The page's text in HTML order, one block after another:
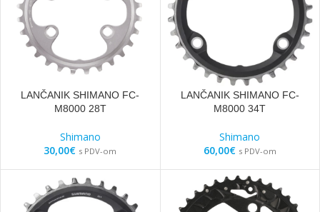
LANČANIK SHIMANO FC-
M8000 28T
Shimano
30,00€ s PDV-om
LANČANIK SHIMANO FC-
M8000 34T
Shimano
60,00€ s PDV-om